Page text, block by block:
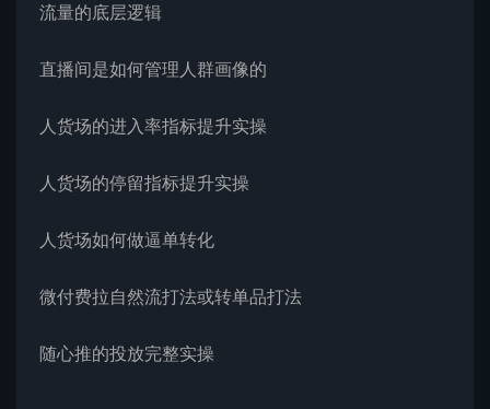
流量的底层逻辑
直播间是如何管理人群画像的
人货场的进入率指标提升实操
人货场的停留指标提升实操
人货场如何做逼单转化
微付费拉自然流打法或转单品打法
随心推的投放完整实操